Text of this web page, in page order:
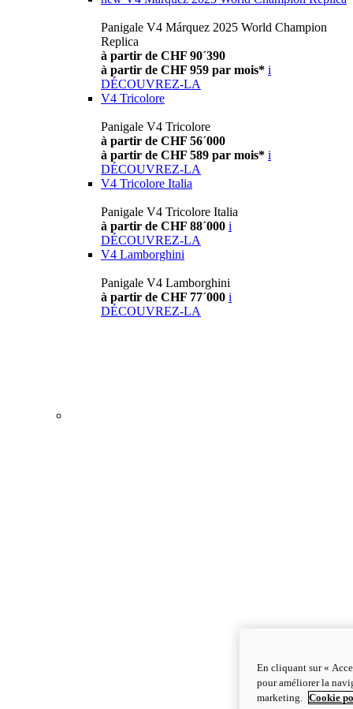
Panigale V4 Márquez 2025 World Champion
Replica
à partir de CHF 90´390
à partir de CHF 959 par mois* i
DÉCOUVREZ-LA
V4 Tricolore
Panigale V4 Tricolore
à partir de CHF 56´000
à partir de CHF 589 par mois* i
DÉCOUVREZ-LA
V4 Tricolore Italia
Panigale V4 Tricolore Italia
à partir de CHF 88´000 i
DÉCOUVREZ-LA
V4 Lamborghini
Panigale V4 Lamborghini
à partir de CHF 77´000 i
DÉCOUVREZ-LA
En cliquant sur «
pour améliorer la
marketing.
Cookie